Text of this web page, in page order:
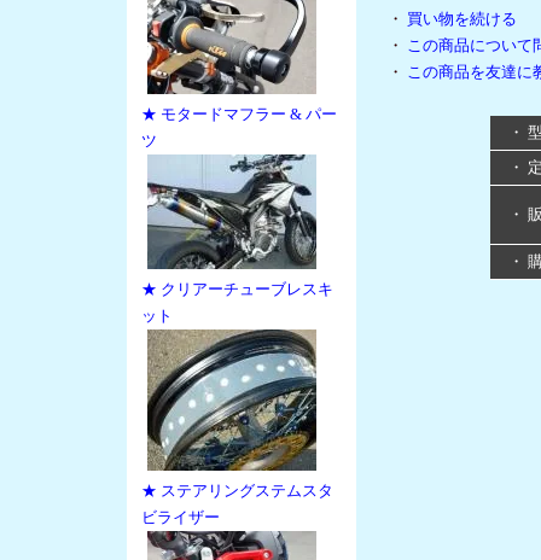
★ モタードマフラー & パー
ツ
★ クリアーチューブレスキ
ット
★ ステアリングステムスタ
ビライザー
・ 買い物を続ける
・ この商品について
・ この商品を友達に
・
・
・
・